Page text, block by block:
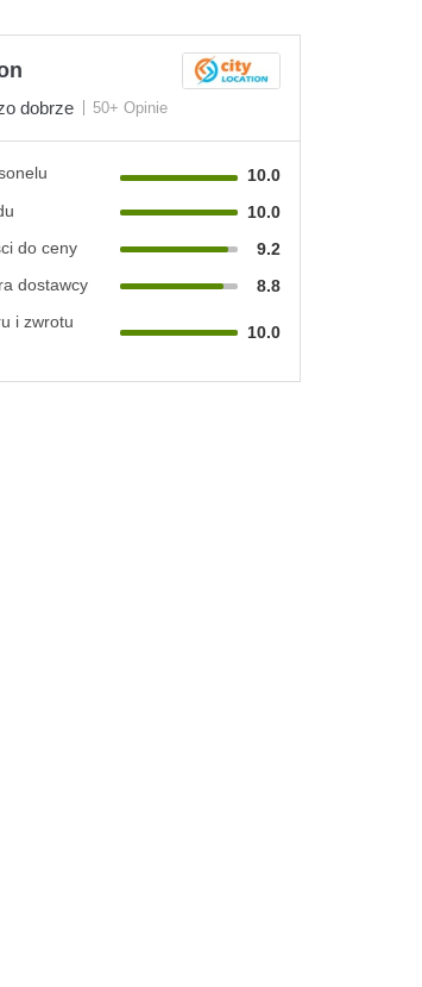
dobrze 50+ Opinie
10.0
10.0
do ceny
9.2
dostawcy
8.8
i zwrotu
10.0